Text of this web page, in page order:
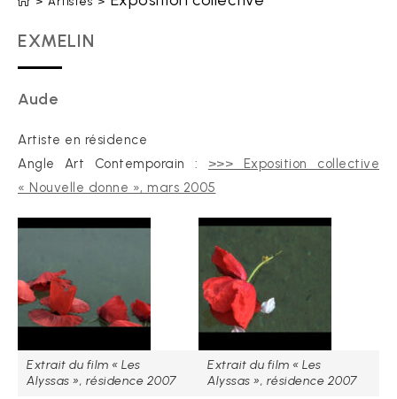
EXMELIN
Aude
Artiste en résidence
Angle Art Contemporain : >>> Exposition collective
« Nouvelle donne », mars 2005
Extrait du film « Les
Alyssas », résidence 2007
Extrait du film « Les
Alyssas », résidence 2007